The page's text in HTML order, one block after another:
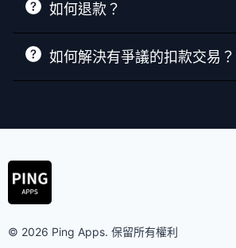
如何退款？
如何解決有爭議的扣款交易？
© 2026 Ping Apps. 保留所有權利